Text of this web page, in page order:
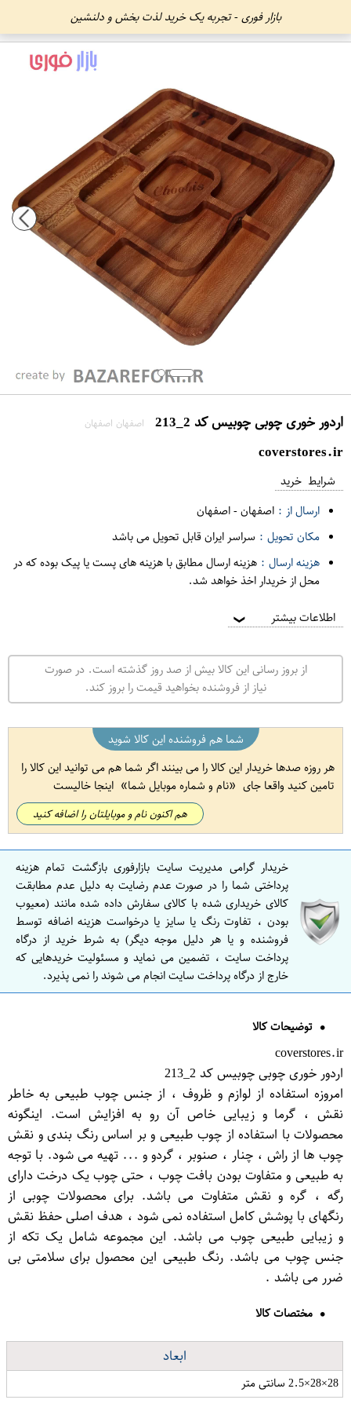
بازار فوری - تجربه یک خرید لذت بخش و دلنشین
اردور خوری چوبی چوبیس کد 2_213 اصفهان اصفهان
coverstores.ir
شرایط خرید
ارسال از : اصفهان-اصفهان
مکان تحویل : سراسر ایران قابل تحویل می باشد
هزینه ارسال : هزینه ارسال مطابق با هزینه های پست یا پیک بوده که در
محل از خریدار اخذ خواهد شد.
اطلاعات بیشتر ❯
از بروز رسانی این کالا بیش از صد روز گذشته است. در صورت
نیاز از فروشنده بخواهید قیمت را بروز کند.
شما هم فروشنده این کالا شوید
هر روزه صدها خریدار این کالا را می بینند اگر شما هم می توانید این کالا را
تامین کنید واقعا جای
نام و شماره موبایل شما اینجا خالیست
هم اکنون نام و موبایلتان را اضافه کنید
خریدار گرامی مدیریت سایت بازارفوری بازگشت تمام هزینه
پرداختی شما را در صورت عدم رضایت به دلیل عدم مطابقت
کالای خریداری شده با کالای سفارش داده شده مانند (معیوب
بودن ، تفاوت رنگ یا سایز یا درخواست هزینه اضافه توسط
فروشنده و یا هر دلیل موجه دیگر) به شرط خرید از درگاه
پرداخت سایت ، تضمین می نماید و مسئولیت خریدهایی که
خارج از درگاه پرداخت سایت انجام می شوند را نمی پذیرد.
توضیحات کالا
coverstores.ir
اردور خوری چوبی چوبیس کد 2_213
امروزه استفاده از لوازم و ظروف ، از جنس چوب طبیعی به خاطر
نقش ، گرما و زیبایی خاص آن رو به افزایش است. اینگونه
محصولات با استفاده از چوب طبیعی و بر اساس رنگ بندی و نقش
چوب ها از راش ، چنار ، صنوبر ، گردو و ... تهیه می شود. با توجه
به طبیعی و متفاوت بودن بافت چوب ، حتی چوب یک درخت دارای
رگه ، گره و نقش متفاوت می باشد. برای محصولات چوبی از
رنگهای با پوشش کامل استفاده نمی شود ، هدف اصلی حفظ نقش
و زیبایی طبیعی چوب می باشد. این مجموعه شامل یک تکه از
جنس چوب می باشد. رنگ طبیعی این محصول برای سلامتی بی
ضرر می باشد .
مختصات کالا
ابعاد
28×28×2.5 سانتی متر